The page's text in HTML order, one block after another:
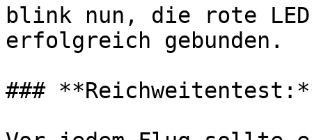
blink nun, die rote
erfolgreich gebunden.
###